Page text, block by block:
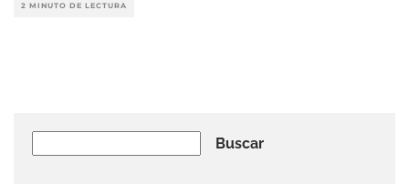
2 MINUTO DE LECTURA
Buscar